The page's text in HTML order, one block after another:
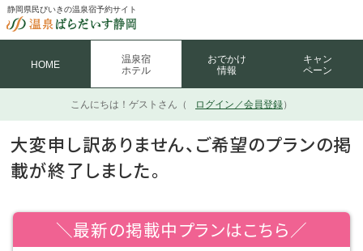
静岡県民びいきの温泉宿予約サイト
HOME
温泉宿
ホテル
おでかけ
情報
キャン
ペーン
こんにちは！ ゲストさん（ ログイン／会員登録）
大変申し訳ありません、ご希望のプランの掲
載が終了しました。
＼最新の掲載中プランはこちら／